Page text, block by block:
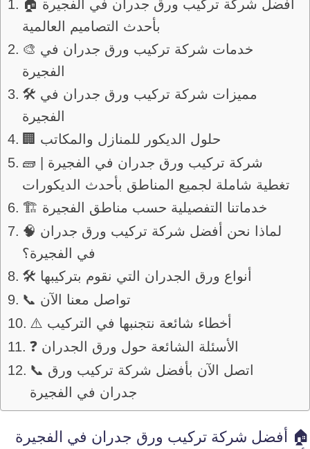
🏠 أفضل شركة تركيب ورق جدران في الفجيرة
بأحدث التصاميم العالمية
🎨 خدمات شركة تركيب ورق جدران في
الفجيرة
🛠️ مميزات شركة تركيب ورق جدران في
الفجيرة
🏢 حلول الديكور للمنازل والمكاتب
🧱 شركة تركيب ورق جدران في الفجيرة |
تغطية شاملة لجميع المناطق بأحدث الديكورات
🏗️ خدماتنا التفصيلية حسب مناطق الفجيرة
🧠 لماذا نحن أفضل شركة تركيب ورق جدران
في الفجيرة؟
🛠️ أنواع ورق الجدران التي نقوم بتركيبها
📞 تواصل معنا الآن
⚠️ أخطاء شائعة نتجنبها في التركيب
❓ الأسئلة الشائعة حول ورق الجدران
📞 اتصل الآن بأفضل شركة تركيب ورق
جدران في الفجيرة
🏠 أفضل شركة تركيب ورق جدران في الفجيرة